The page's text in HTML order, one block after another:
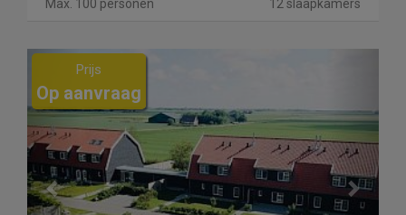
Max. 100 personen 12 slaapkamers
Previous
Prijs
Op aanvraag